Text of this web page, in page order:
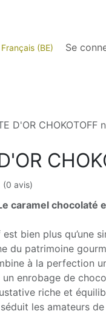
Pro FAQ
Français (BE) Se
D'OR CHOKOTOFF
(0 avis)
caramel chocolaté
bien plus qu’une
du patrimoine
à la perfection
enrobage de
riche et
les amateurs